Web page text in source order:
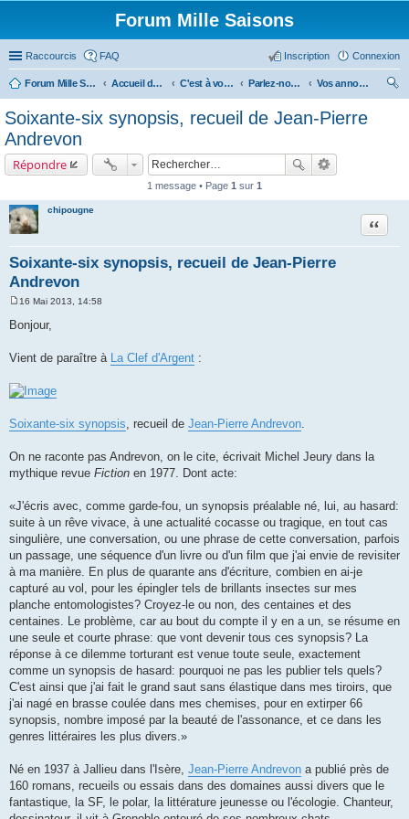
Forum Mille Saisons
Raccourcis FAQ Connexion
Inscription
Forum Mille Saisons Accueil du forum C'est à vous ! Parlez-nous de vous !
Vos annonces
Soixante-six synopsis, recueil de Jean-Pierre
Andrevon
Répondre
1 message • Page 1 sur 1
chipougne
Soixante-six synopsis, recueil de Jean-Pierre
Andrevon
Citer
s
g
16 Mai 2013, 14:58
Bonjour,
Vient de paraître à La Clef d'Argent :
Soixante-six synopsis, recueil de Jean-Pierre Andrevon.
On ne raconte pas Andrevon, on le cite, écrivait Michel Jeury dans la
mythique revue Fiction en 1977. Dont acte:
«J'écris avec, comme garde-fou, un synopsis préalable né, lui, au hasard:
suite à un rêve vivace, à une actualité cocasse ou tragique, en tout cas
singulière, une conversation, ou une phrase de cette conversation, parfois
un passage, une séquence d'un livre ou d'un film que j'ai envie de revisiter
à ma manière. En plus de quarante ans d'écriture, combien en ai-je
capturé au vol, pour les épingler tels de brillants insectes sur mes
planche entomologistes? Croyez-le ou non, des centaines et des
centaines. Le problème, car au bout du compte il y en a un, se résume en
une seule et courte phrase: que vont devenir tous ces synopsis? La
réponse à ce dilemme torturant est venue toute seule, exactement
comme un synopsis de hasard: pourquoi ne pas les publier tels quels?
C'est ainsi que j'ai fait le grand saut sans élastique dans mes tiroirs, que
j'ai nagé en brasse coulée dans mes chemises, pour en extirper 66
synopsis, nombre imposé par la beauté de l'assonance, et ce dans les
genres littéraires les plus divers.»
Né en 1937 à Jallieu dans l'Isère, Jean-Pierre Andrevon a publié près de
160 romans, recueils ou essais dans des domaines aussi divers que le
fantastique, la SF, le polar, la littérature jeunesse ou l'écologie. Chanteur,